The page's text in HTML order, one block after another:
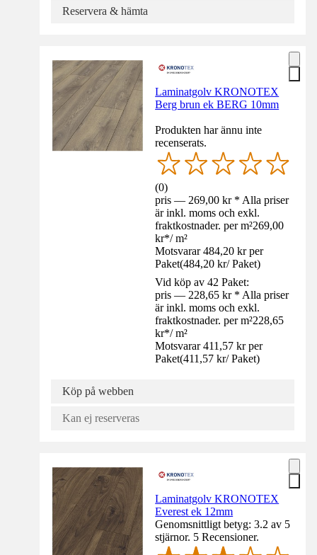
Reservera & hämta
Laminatgolv KRONOTEX
Berg brun ek BERG 10mm
Produkten har ännu inte
recenserats.
(0)
pris — 269,00 kr * Alla priser
är inkl. moms och exkl.
fraktkostnader. per m²269,00
kr*/ m²
Motsvarar 484,20 kr per
Paket(484,20 kr/ Paket)
Vid köp av 42 Paket:
pris — 228,65 kr * Alla priser
är inkl. moms och exkl.
fraktkostnader. per m²228,65
kr*/ m²
Motsvarar 411,57 kr per
Paket(411,57 kr/ Paket)
Köp på webben
Kan ej reserveras
Laminatgolv KRONOTEX
Everest ek 12mm
Genomsnittligt betyg: 3.2 av 5
stjärnor. 5 Recensioner.